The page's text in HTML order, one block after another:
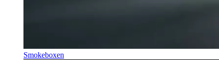
Smokeboxen